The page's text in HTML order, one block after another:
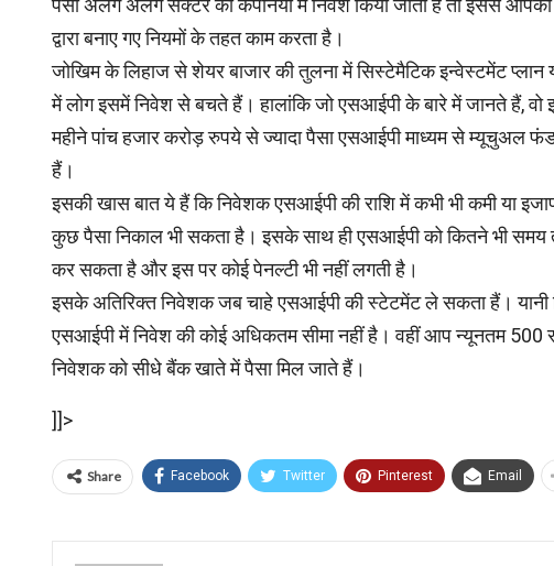
द्वारा बनाए गए नियमों के तहत काम करता है।
जोखिम के लिहाज से शेयर बाजार की तुलना में सिस्टेमैटिक इन्वेस्टमेंट प्लान
में लोग इसमें निवेश से बचते हैं। हालांकि जो एसआईपी के बारे में जानते हैं,
महीने पांच हजार करोड़ रुपये से ज्यादा पैसा एसआईपी माध्यम से म्यूचुअल
हैं।
इसकी खास बात ये हैं कि निवेशक एसआईपी की राशि में कभी भी कमी या
कुछ पैसा निकाल भी सकता है। इसके साथ ही एसआईपी को कितने भी
कर सकता है और इस पर कोई पेनल्टी भी नहीं लगती है।
इसके अतिरिक्त निवेशक जब चाहे एसआईपी की स्टेटमेंट ले सकता हैं।
एसआईपी में निवेश की कोई अधिकतम सीमा नहीं है। वहीं आप न्यूनतम
निवेशक को सीधे बैंक खाते में पैसा मिल जाते हैं।
]]>
Share Facebook Twitter Pinterest Email